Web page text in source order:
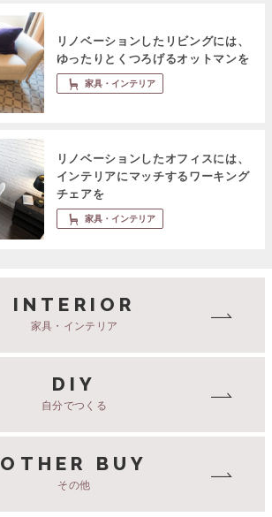
リノベーションしたリビングには、
ゆったりとくつろげるオットマンを
家具・インテリア
リノベーションしたオフィスには、
インテリアにマッチするワーキング
チェアを
家具・インテリア
INTERIOR
家具・インテリア
DIY
自分でつくる
OTHER BUY
その他